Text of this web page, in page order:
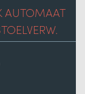
AUTOMAAT